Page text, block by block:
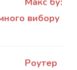
вибору
Роутер